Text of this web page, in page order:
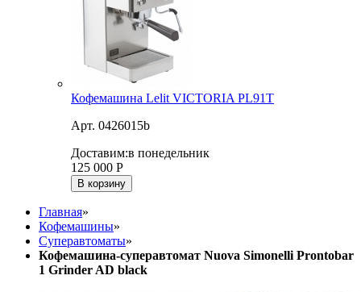
Кофемашина Lelit VICTORIA PL91T
Арт. 0426015b
Доставим:в понедельник
125 000 Р
В корзину
Главная»
Кофемашины»
Суперавтоматы»
Кофемашина-суперавтомат Nuova Simonelli Prontobar
1 Grinder AD black